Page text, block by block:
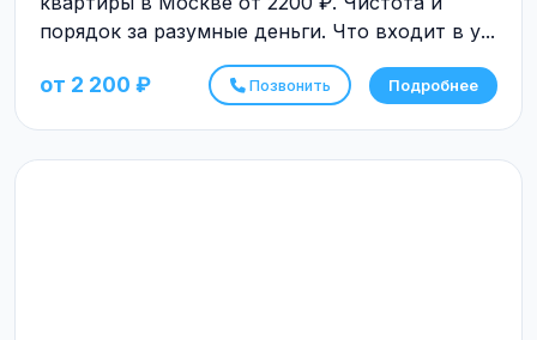
порядок за разумные деньги. Что входит в у...
от 2 200 ₽ Позвонить Подробнее